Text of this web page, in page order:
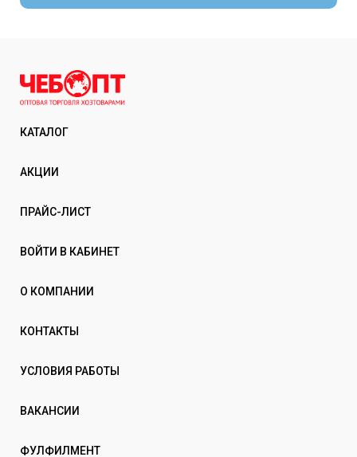
КАТАЛОГ
АКЦИИ
ПРАЙС-ЛИСТ
ВОЙТИ В КАБИНЕТ
О КОМПАНИИ
КОНТАКТЫ
УСЛОВИЯ РАБОТЫ
ВАКАНСИИ
ФУЛФИЛМЕНТ